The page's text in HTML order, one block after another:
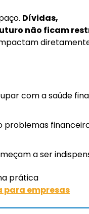
Dívidas,
não ficam
com a saúde
problemas
a ser
prática
empresas